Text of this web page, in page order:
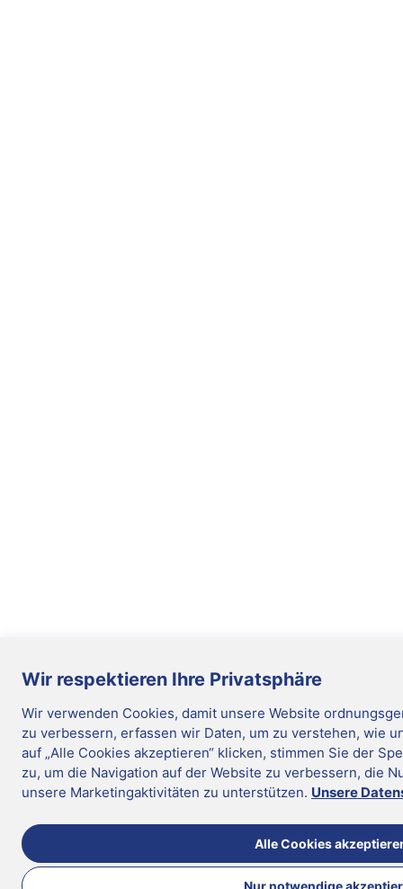
Wir respektieren Ihre Privatsphäre
Wir verwenden Cookies, damit unsere Website
zu verbessern, erfassen wir Daten, um zu verstehen, wie
auf „Alle Cookies akzeptieren“ klicken, stimmen Sie der
zu, um die Navigation auf der Website zu verbessern, die
unsere Marketingaktivitäten zu unterstützen. Unsere
Alle Cookies
Nur notwendige